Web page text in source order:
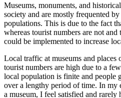
Museums, monuments, and
society and are mostly frequented
populations. This is due to the fact
whereas tourist numbers are not and
could be implemented to increase
Local traffic at museums and places
tourist numbers are high due to a
local population is finite and people
over a lengthy period of time. In my
a museum, I feel satisfied and rarely